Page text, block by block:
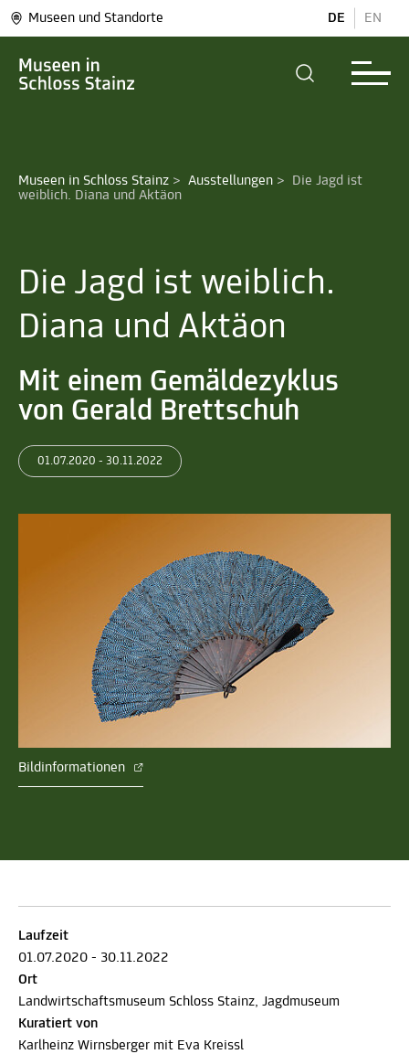
Museen und Standorte DE EN
Museen in Schloss Stainz > Ausstellungen >
Die Jagd ist
weiblich. Diana und Aktäon
Die Jagd ist weiblich.
Diana und Aktäon
Mit einem Gemäldezyklus
von Gerald Brettschuh
01.07.2020 - 30.11.2022
Bildinformationen
Laufzeit
01.07.2020 - 30.11.2022
Ort
Landwirtschaftsmuseum Schloss Stainz, Jagdmuseum
Kuratiert von
Karlheinz Wirnsberger mit Eva Kreissl